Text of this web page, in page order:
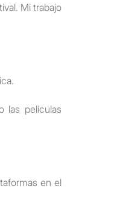
Mi trabajo
las películas
en el